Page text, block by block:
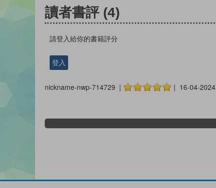
讀者書評 (4)
請登入給你的書籍評分
登入
nickname-nwp-714729 | | 16-04-2024